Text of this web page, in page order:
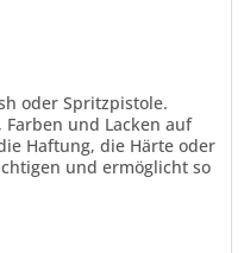
oder Spritzpistole.
und Lacken auf
Haftung, die Härte oder
und ermöglicht so